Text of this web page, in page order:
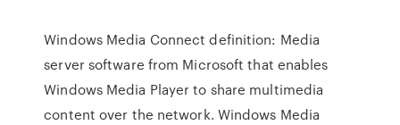
Windows Media Connect definition: Media
server software from Microsoft that enables
Windows Media Player to share multimedia
content over the network. Windows Media